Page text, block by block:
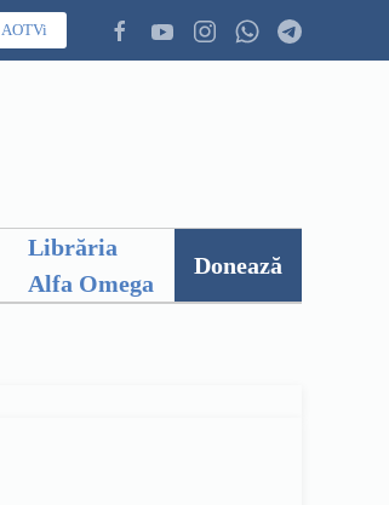
AOTVi
Librăria
Alfa Omega
Donează